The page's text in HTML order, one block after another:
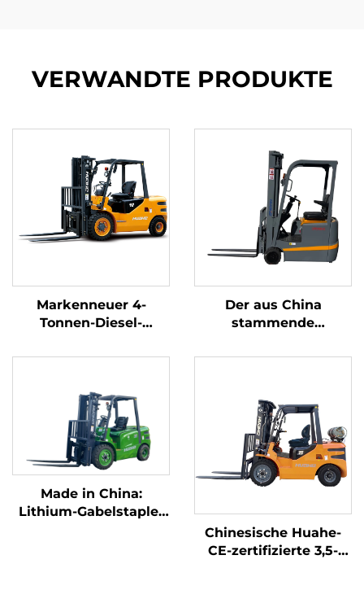
VERWANDTE PRODUKTE
Markenneuer 4-
Tonnen-Diesel-
hochwertigem
Motor
Der aus China
stammende
gewichtsoptimierte
Tonne Tragfähigkeit
ist preisgünstig.
Made in China:
Lithium-Gabelstapler
Chinesische Huahe-
CE-zertifizierte 3,5-